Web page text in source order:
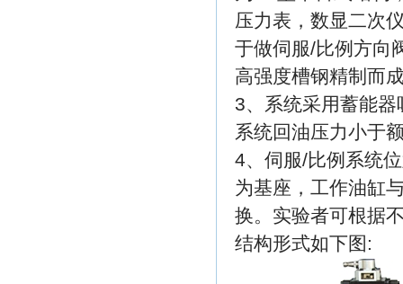
压力表，数显二次
于做伺服/比例方向
高强度槽钢精制而
3、系统采用蓄能
系统回油压力小于
4、伺服/比例系统
为基座，工作油缸
换。实验者可根据
结构形式如下图: